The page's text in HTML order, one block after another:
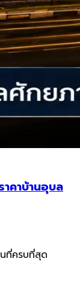
คาบ้านอุบล
ที่ครบที่สุด